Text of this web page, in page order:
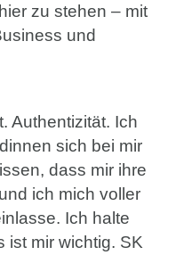
zu stehen – mit
und
Authentizität. Ich
sich bei mir
dass mir ihre
ich mich voller
Ich halte
ist mir wichtig. SK